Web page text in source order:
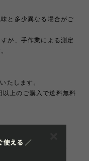
と多少異なる場合がご
が、手作業による測定
たします。
上のご購入で送料無料
おりません。
様のご都合による返